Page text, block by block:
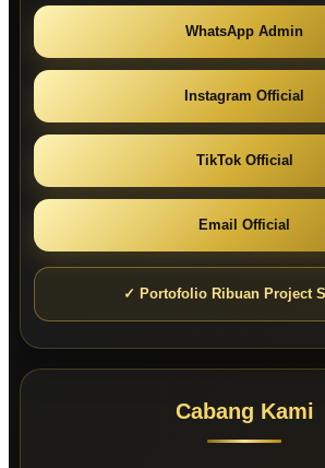
WhatsApp Admin
Instagram Official
TikTok Official
Email Official
✓ Portofolio Ribuan Project
Cabang Kami